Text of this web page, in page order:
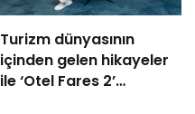
Turizm dünyasının
içinden gelen hikayeler
ile ‘Otel Fares 2’